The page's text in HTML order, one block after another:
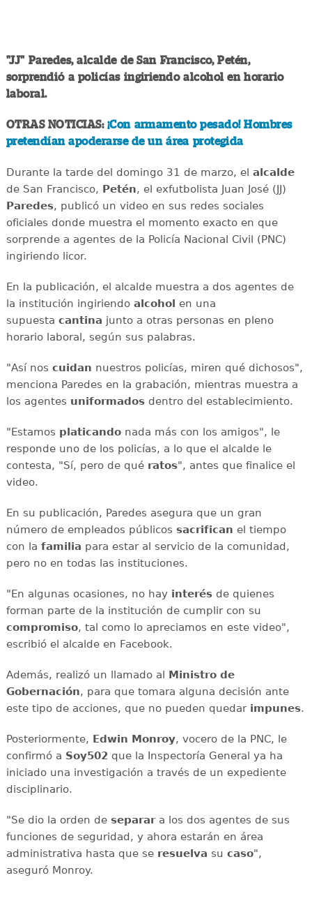
"JJ" Paredes, alcalde de San Francisco, Petén,
sorprendió a policías ingiriendo alcohol en horario
laboral.
OTRAS NOTICIAS: ¡Con armamento pesado! Hombres
pretendían apoderarse de un área protegida
Durante la tarde del domingo 31 de marzo, el alcalde
de San Francisco, Petén, el exfutbolista Juan José (JJ)
Paredes, publicó un video en sus redes sociales
oficiales donde muestra el momento exacto en que
sorprende a agentes de la Policía Nacional Civil (PNC)
ingiriendo licor.
En la publicación, el alcalde muestra a dos agentes de
la institución ingiriendo alcohol en una
supuesta cantina junto a otras personas en pleno
horario laboral, según sus palabras.
"Así nos cuidan nuestros policías, miren qué dichosos",
menciona Paredes en la grabación, mientras muestra a
los agentes uniformadosdentro del establecimiento.
"Estamos platicandonada más con los amigos", le
responde uno de los policías, a lo que el alcalde le
contesta, "Sí, pero de qué ratos", antes que finalice el
video.
En su publicación, Paredes asegura que un gran
número de empleados públicos sacrifican el tiempo
con la familia para estar al servicio de la comunidad,
pero no en todas las instituciones.
"En algunas ocasiones, no hay interésde quienes
forman parte de la institución de cumplir con su
compromiso, tal como lo apreciamos en este video",
escribió el alcalde en Facebook.
Además, realizó un llamado al Ministro de
Gobernación, para que tomara alguna decisión ante
este tipo de acciones, que no pueden quedar impunes.
Posteriormente, Edwin Monroy, vocero de la PNC, le
confirmó a Soy502que la Inspectoría General ya ha
iniciado una investigación a través de un expediente
disciplinario.
"Se dio la orden de separara los dos agentes de sus
funciones de seguridad, y ahora estarán en área
administrativa hasta que se resuelva su caso",
aseguró Monroy.